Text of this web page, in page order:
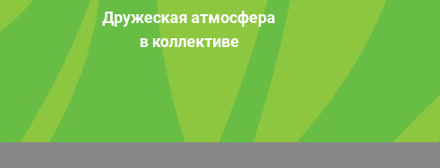
Дружеская атмосфера
в коллективе